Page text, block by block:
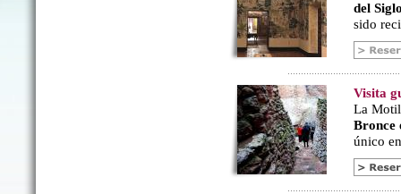
del
sido
Visita
La
Bronce
único